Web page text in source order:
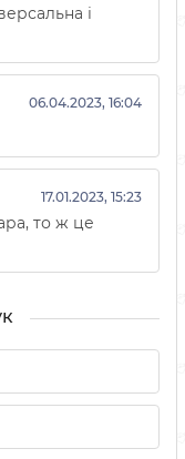
і
06.04.2023, 16:04
17.01.2023, 15:23
то ж це